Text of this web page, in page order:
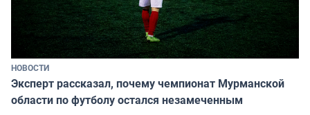
НОВОСТИ
Эксперт рассказал, почему чемпионат Мурманской
области по футболу остался незамеченным